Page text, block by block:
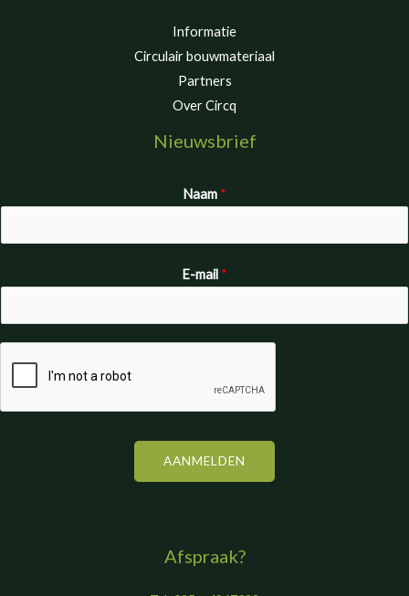
Informatie
Circulair bouwmateriaal
Partners
Over Circq
Nieuwsbrief
Naam *
E-mail *
AANMELDEN
Afspraak?